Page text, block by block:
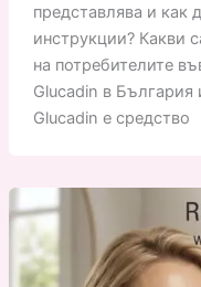
представлява и как
инструкции? Какви
на потребителите
Glucadin в
Glucadin е средство